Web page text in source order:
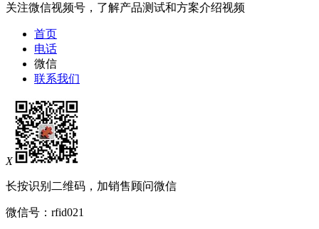
关注微信视频号，了解产品测试和方案介绍视频
首页
电话
微信
联系我们
X
长按识别二维码，加销售顾问微信
微信号： rfid021